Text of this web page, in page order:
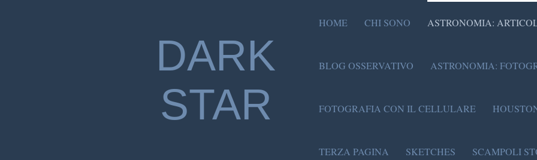
DARK
STAR
HOME CHI SONO ASTRONOMIA:
BLOG OSSERVATIVO ASTRONOMIA:
FOTOGRAFIA CON IL CELLULARE
TERZA PAGINA SKETCHES SCAMPOLI